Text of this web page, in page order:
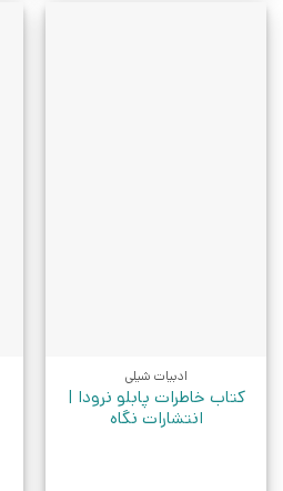
ادبیات شیلی
کتاب خاطرات پابلو نرودا |
انتشارات نگاه